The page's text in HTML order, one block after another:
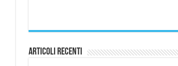
Articoli Recenti